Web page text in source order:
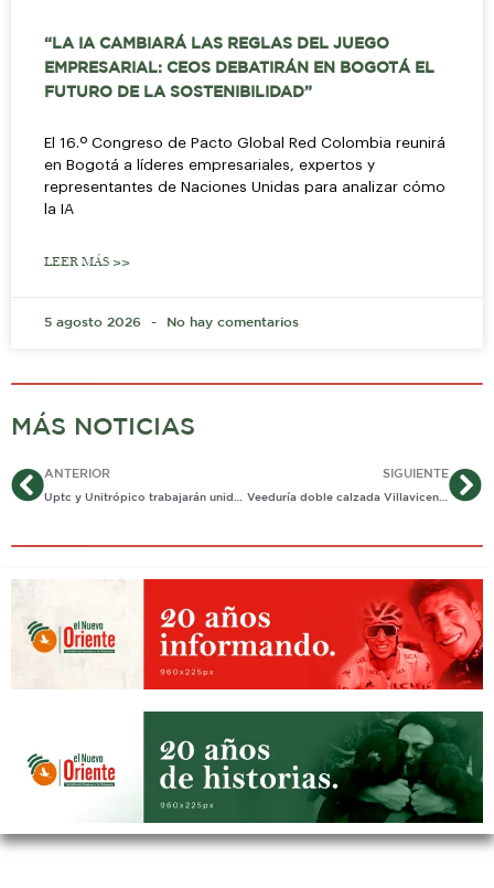
“LA IA CAMBIARÁ LAS REGLAS DEL JUEGO
EMPRESARIAL: CEOS DEBATIRÁN EN BOGOTÁ EL
FUTURO DE LA SOSTENIBILIDAD”
El 16.º Congreso de Pacto Global Red Colombia reunirá
en Bogotá a líderes empresariales, expertos y
representantes de Naciones Unidas para analizar cómo
la IA
LEER MÁS >>
5 agosto 2026 No hay comentarios
MÁS NOTICIAS
AntANTERIOR
Uptc y Unitrópico trabajarán unidas por la educación pública de Casanare
SIGUIENTE
Veeduría doble calzada Villavicencio- Yopal, realiza reuniones de concertación con Covioriente